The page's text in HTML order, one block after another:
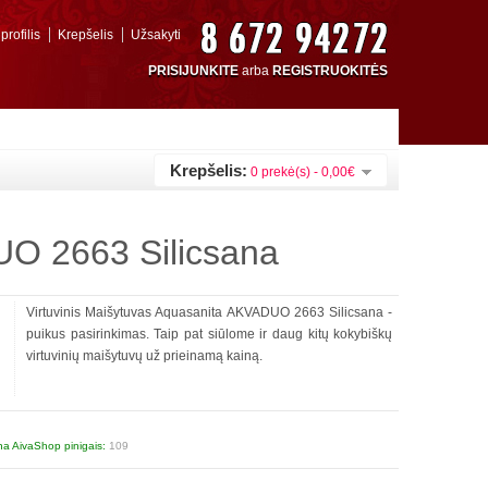
PRISIJUNKITE arba REGISTRUOKITĖS
Krepšelis Užsakyti
Krepšelis: 0 prekė(s) - 0,00€
2663 Silicsana
Virtuvinis Maišytuvas Aquasanita AKVADUO 2663 Silicsana -
puikus pasirinkimas. Taip pat siūlome ir daug kitų kokybiškų
virtuvinių maišytuvų už prieinamą kainą.
AivaShop pinigais: 109